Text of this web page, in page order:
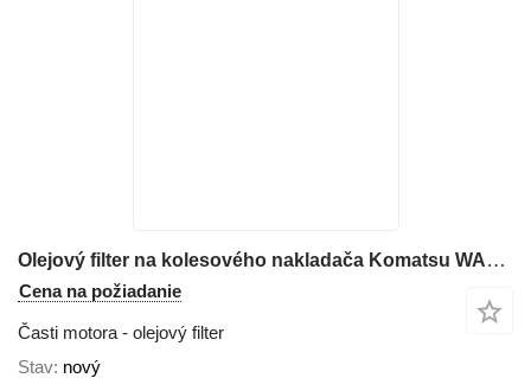
Olejový filter na kolesového nakladača Komatsu WA470
Cena na požiadanie
Časti motora - olejový filter
Stav nový